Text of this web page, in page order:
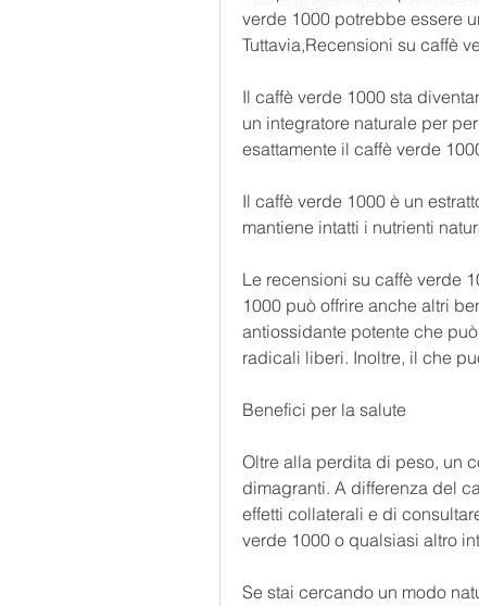
verde 1000 potrebbe essere
Tuttavia,Recensioni su caffè
Il caffè verde 1000 sta
un integratore naturale per
esattamente il caffè verde
Il caffè verde 1000 è un
mantiene intatti i nutrienti
Le recensioni su caffè verde
1000 può offrire anche altri
antiossidante potente che
radicali liberi. Inoltre, il che
Benefici per la salute
Oltre alla perdita di peso, un
dimagranti. A differenza del
effetti collaterali e di
verde 1000 o qualsiasi altro
Se stai cercando un modo